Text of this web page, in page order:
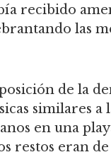
recibido
las
de la
similares a
en una
restos eran